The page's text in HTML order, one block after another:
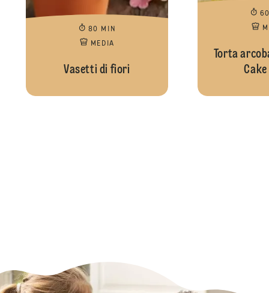
80 MIN
MEDIA
Vasetti di fiori
Torta